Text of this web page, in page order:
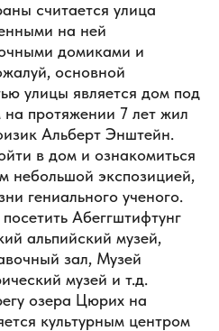
считается улица
на ней
домиками и
основной
улицы является дом под
протяжении 7 лет жил
Альберт Энштейн.
в дом и ознакомиться
небольшой экспозицией,
гениального ученого.
Абеггштифтунг
альпийский музей,
зал, Музей
музей и т.д.
озера Цюрих на
культурным центром